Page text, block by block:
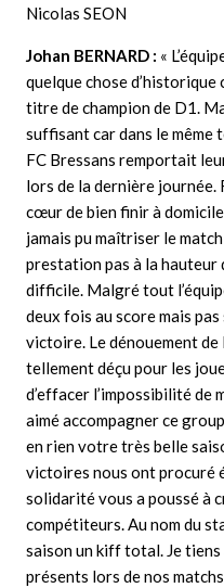
Nicolas SEON
Johan BERNARD : «
quelque chose
titre de champion de D1.
suffisant car dans le
FC Bressans remportait
lors de la dernière journée.
cœur de bien finir à
jamais pu maîtriser le
prestation pas à la hauteur
difficile. Malgré tout
deux fois au score mais
victoire. Le dénouement de
tellement déçu pour les
d’effacer l’impossibilité de
aimé accompagner ce
en rien votre très belle
victoires nous ont procuré
solidarité vous a poussé à
compétiteurs. Au nom du
saison un kiff total. Je
présents lors de nos